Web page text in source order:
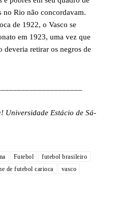
no Rio não concordavam.
de 1922, o Vasco se
em 1923, uma vez que
deveria retirar os negros de
Universidade Estácio de Sá-
Futebol
futebol brasileiro
de futebol carioca
vasco